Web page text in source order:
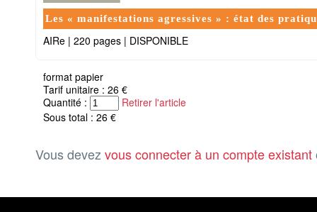
Les « manifestations agressives » : état des
AIRe | 220 pages | DISPONIBLE
format papier
Tarif unitaire : 26 €
Quantité :
Retirer l'article
Sous total : 26 €
Vous devez vous connecter à un compte existant